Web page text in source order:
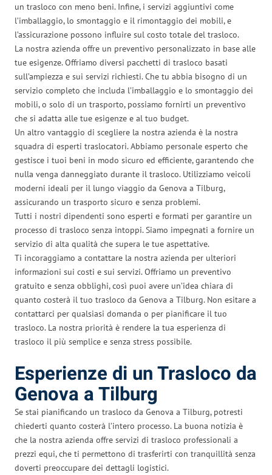
un trasloco con meno beni. Infine, i servizi aggiuntivi come
l’imballaggio, lo smontaggio e il rimontaggio dei mobili, e
l’assicurazione possono influire sul costo totale del trasloco.
La nostra azienda offre un preventivo personalizzato in base alle
tue esigenze. Offriamo diversi pacchetti di trasloco basati
sull’ampiezza e sui servizi richiesti. Che tu abbia bisogno di un
servizio completo che includa l’imballaggio e lo smontaggio dei
mobili, o solo di un trasporto, possiamo fornirti un preventivo
che si adatta alle tue esigenze e al tuo budget.
Un altro vantaggio di scegliere la nostra azienda è la nostra
squadra di esperti traslocatori. Abbiamo personale esperto che
gestisce i tuoi beni in modo sicuro ed efficiente, garantendo che
nulla venga danneggiato durante il trasloco. Utilizziamo veicoli
moderni ideali per il lungo viaggio da Genova a Tilburg,
assicurando un trasporto sicuro e senza problemi.
Tutti i nostri dipendenti sono esperti e formati per garantire un
processo di trasloco senza intoppi. Siamo impegnati a fornire un
servizio di alta qualità che supera le tue aspettative.
Ti incoraggiamo a contattare la nostra azienda per ulteriori
informazioni sui costi e sui servizi. Offriamo un preventivo
gratuito e senza obblighi, così puoi avere un’idea chiara di
quanto costerà il tuo trasloco da Genova a Tilburg. Non esitare a
contattarci per qualsiasi domanda o per pianificare il tuo
trasloco. La nostra priorità è rendere la tua esperienza di
trasloco il più semplice e senza stress possibile.
Esperienze di un Trasloco da
Genova a Tilburg
Se stai pianificando un trasloco da Genova a Tilburg, potresti
chiederti quanto costerà l’intero processo. La buona notizia è
che la nostra azienda offre servizi di trasloco professionali a
prezzi equi, che ti permettono di trasferirti con tranquillità senza
doverti preoccupare dei dettagli logistici.